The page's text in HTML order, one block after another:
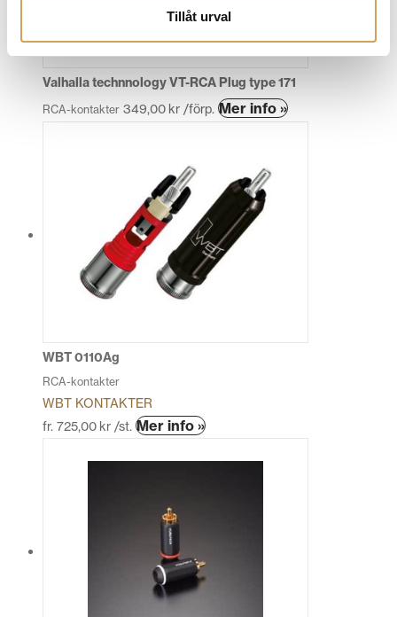
Tillåt urval
Valhalla technnology VT-RCA Plug type 171
RCA-kontakter 349,00 kr /förp. Mer info »
WBT 0110Ag
RCA-kontakter
WBT KONTAKTER
fr. 725,00 kr /st. Mer info »Den
produkten
olika
alternativen